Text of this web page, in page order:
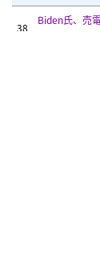
38
Biden氏、売